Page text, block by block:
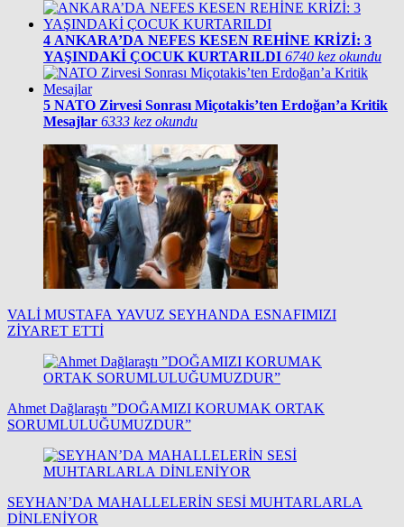
4 ANKARA’DA NEFES KESEN REHİNE KRİZİ: 3
YAŞINDAKİ ÇOCUK KURTARILDI 6740 kez okundu
5 NATO Zirvesi Sonrası Miçotakis’ten Erdoğan’a Kritik
Mesajlar 6333 kez okundu
VALİ MUSTAFA YAVUZ SEYHANDA ESNAFIMIZI
ZİYARET ETTİ
Ahmet Dağlaraştı ”DOĞAMIZI KORUMAK ORTAK
SORUMLULUĞUMUZDUR”
SEYHAN’DA MAHALLELERİN SESİ MUHTARLARLA
DİNLENİYOR